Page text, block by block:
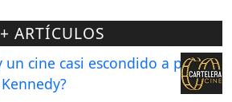
+ ARTÍCULOS